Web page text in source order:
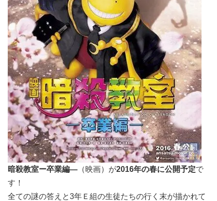
暗殺教室ー卒業編― （映画）が2016年の春に公開予定で
す！
全ての謎の答えと3年Ｅ組の生徒たちの行く末が描かれて